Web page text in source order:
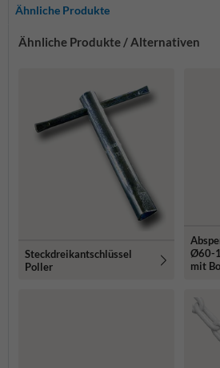
Ähnliche Produkte
Ähnliche Produkte / Alternativen
Steckdreikantschlüssel
Poller
Ø60-
mit